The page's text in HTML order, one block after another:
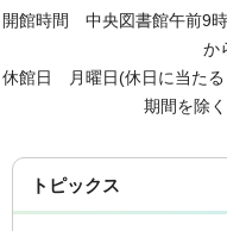
開館時間 中央図書館午前9
か
休館日 月曜日(休日に当た
期間を除
トピックス